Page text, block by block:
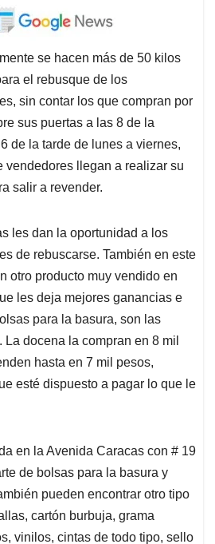
se hacen más de 50 kilos
el rebusque de los
sin contar los que compran por
sus puertas a las 8 de la
de la tarde de lunes a viernes,
vendedores llegan a realizar su
salir a revender.
les dan la oportunidad a los
de rebuscarse. También en este
otro producto muy vendido en
les deja mejores ganancias e
para la basura, son las
docena la compran en 8 mil
hasta en 7 mil pesos,
esté dispuesto a pagar lo que le
en la Avenida Caracas con # 19
de bolsas para la basura y
pueden encontrar otro tipo
cartón burbuja, grama
vinilos, cintas de todo tipo, sello